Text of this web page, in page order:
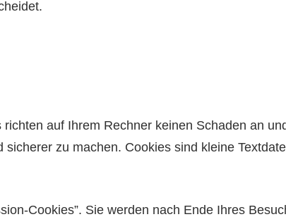
auf Ihrem Rechner keinen Schaden an
zu machen. Cookies sind kleine
Cookies”. Sie werden nach Ende Ihres